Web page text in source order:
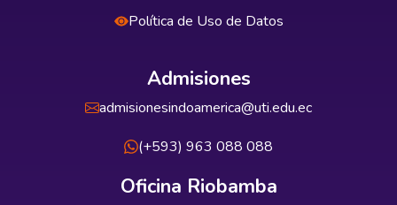
Política de Uso de Datos
Admisiones
admisionesindoamerica@uti.edu.ec
(+593) 963 088 088
Oficina Riobamba